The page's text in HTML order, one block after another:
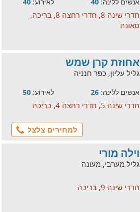
חדרי שינה 8, חדרי רחצה 8, בריכה,
סאונה
אחוזת קרן שמש
גליל עליון, כפר חנניה
אנשים ללינה: 26 לאירוע: 50
חדרי שינה 5, חדרי רחצה 4, בריכה
למחירים צלצל
וילה מורי
גליל מערבי, מעונה
חדרי שינה 9, בריכה